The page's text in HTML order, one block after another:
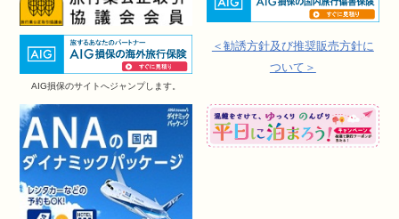
AIG損保のサイトへジャンプします。
＜勧誘方針及び推奨販売方針に
ついて＞